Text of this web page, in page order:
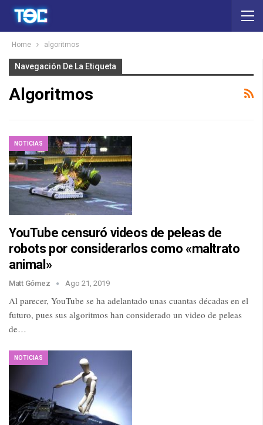
Home algoritmos
Navegación De La Etiqueta
Algoritmos
NOTICIAS
YouTube censuró videos de peleas de
robots por considerarlos como «maltrato
animal»
Matt Gómez Ago 21, 2019
Al parecer, YouTube se ha adelantado unas cuantas décadas en el
futuro, pues sus algoritmos han considerado un video de peleas
de…
NOTICIAS